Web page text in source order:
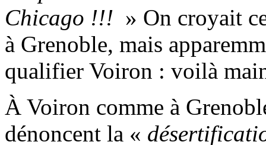
Chicago !!! » On croyait
à Grenoble, mais
qualifier Voiron : voilà
À Voiron comme à
dénoncent la «